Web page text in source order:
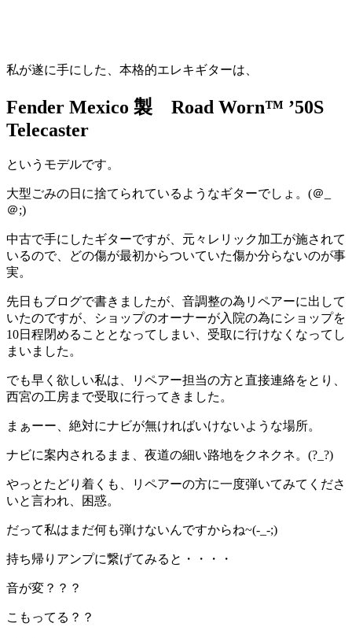
私が遂に手にした、本格的エレキギターは、
Fender Mexico 製 Road Worn™ ’50S
Telecaster
というモデルです。
大型ごみの日に捨てられているようなギターでしょ。(＠_
＠;)
中古で手にしたギターですが、元々レリック加工が施されて
いるので、どの傷が最初からついていた傷か分らないのが事
実。
先日もブログで書きましたが、音調整の為リペアーに出して
いたのですが、ショップのオーナーが入院の為にショップを
10日程閉めることとなってしまい、受取に行けなくなってし
まいました。
でも早く欲しい私は、リペアー担当の方と直接連絡をとり、
西宮の工房まで受取に行ってきました。
まぁーー、絶対にナビが無ければいけないような場所。
ナビに案内されるまま、夜道の細い路地をクネクネ。(?_?)
やっとたどり着くも、リペアーの方に一度弾いてみてくださ
いと言われ、困惑。
だって私はまだ何も弾けないんですからね~(-_-;)
持ち帰りアンプに繋げてみると・・・・
音が変？？？
こもってる？？